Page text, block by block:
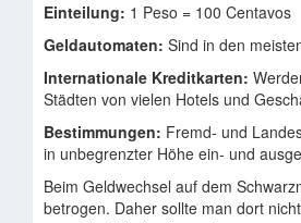
Einteilung: 1 Peso = 100 Centavos
Geldautomaten: Sind in den
Internationale Kreditkarten:
Städten von vielen Hotels und
Bestimmungen: Fremd- und
in unbegrenzter Höhe ein- und
Beim Geldwechsel auf dem
betrogen. Daher sollte man dort